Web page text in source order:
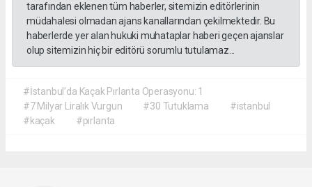
tarafından eklenen tüm haberler, sitemizin editörlerinin
müdahalesi olmadan ajans kanallarından çekilmektedir. Bu
haberlerde yer alan hukuki muhataplar haberi geçen ajanslar
olup sitemizin hiç bir editörü sorumlu tutulamaz...
#İstanbul’da Kaçak Pırlanta Operasyonu: 1
#7 Milyar Liralık Vurgun
#30 Tutuklama
#istanbul
#kaçak
#pırlanta